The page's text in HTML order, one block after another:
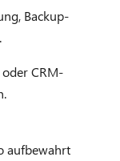
Backup-
CRM-
aufbewahrt